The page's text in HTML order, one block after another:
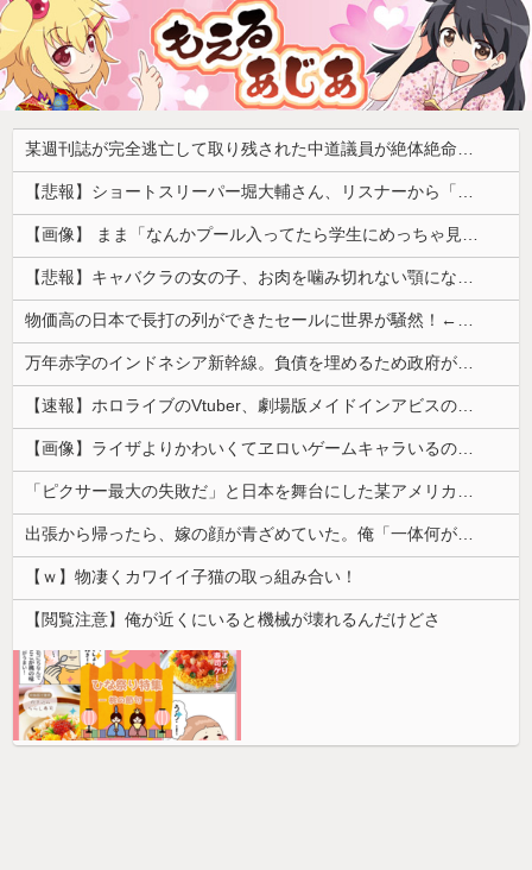
某週刊誌が完全逃亡して取り残された中道議員が絶体絶命の窮地、「今度は宏池会に矛先を向けたか……」と節操の無さに呆れる人が続出
【悲報】ショートスリーパー堀大輔さん、リスナーから「寝たほうがいい！」と言われてガチギレし炎上 → 高須幹也医師の医学的アドバイスに激昂 ｗｗｗｗｗｗｗｗｗ
【画像】 まま「なんかプール入ってたら学生にめっちゃ見られたw」
【悲報】キャバクラの女の子、お肉を噛み切れない顎になってしまう・・・
物価高の日本で長打の列ができたセールに世界が騒然！←「我が国でもやってくれ！」（海外の反応）
万年赤字のインドネシア新幹線。負債を埋めるため政府が過半数の株式を引き受ける
【速報】ホロライブのVtuber、劇場版メイドインアビスの主題歌決定wwwwwwwwww
【画像】ライザよりかわいくてヱロいゲームキャラいるの？ｗｗｗｗｗ
「ピクサー最大の失敗だ」と日本を舞台にした某アメリカ産アニメが話題に、日本と韓国の両方に失礼すぎるわ……
出張から帰ったら、嫁の顔が青ざめていた。俺「一体何があったんだ？」嫁「…」→子供たちに話を聞くと…
【ｗ】物凄くカワイイ子猫の取っ組み合い！
【閲覧注意】俺が近くにいると機械が壊れるんだけどさ